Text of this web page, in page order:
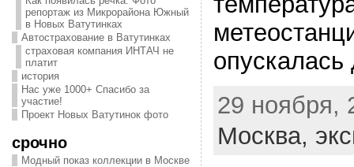
репортаж из Микрорайона Южный
в Новых Ватутинках
Автострахование в Ватутинках
страховая компания ИНТАЧ не
платит
история
Нас уже 1000+ Спасибо за
участие!
Проект Новых Ватутинок фото
срочно
Модный показ коллекции в Москве
29 ноября,
Москва,